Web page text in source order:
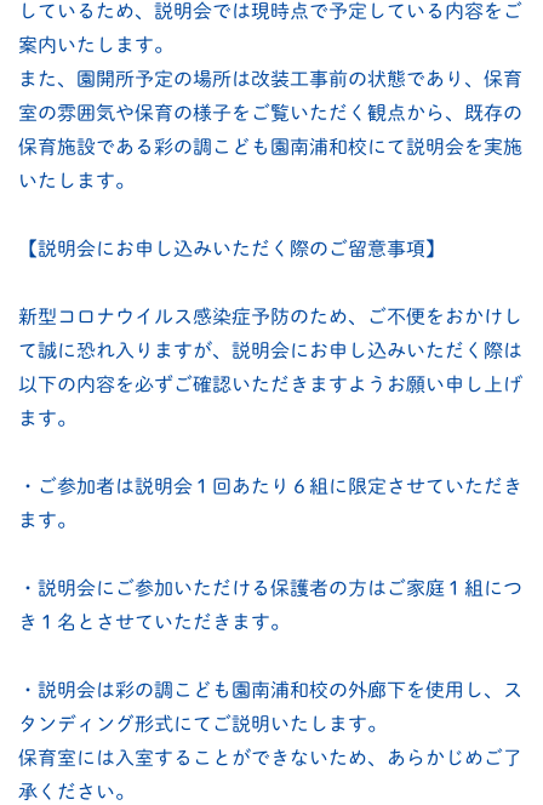
しているため、説明会では現時点で予定している内容をご
案内いたします。
また、園開所予定の場所は改装工事前の状態であり、保育
室の雰囲気や保育の様子をご覧いただく観点から、既存の
保育施設である彩の調こども園南浦和校にて説明会を実施
いたします。
【説明会にお申し込みいただく際のご留意事項】
新型コロナウイルス感染症予防のため、ご不便をおかけし
て誠に恐れ入りますが、説明会にお申し込みいただく際は
以下の内容を必ずご確認いただきますようお願い申し上げ
ます。
・ご参加者は説明会１回あたり６組に限定させていただき
ます。
・説明会にご参加いただける保護者の方はご家庭１組につ
き１名とさせていただきます。
・説明会は彩の調こども園南浦和校の外廊下を使用し、ス
タンディング形式にてご説明いたします。
保育室には入室することができないため、あらかじめご了
承ください。